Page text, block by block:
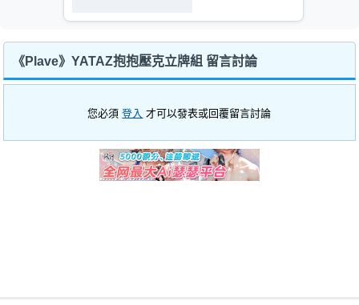
《Plave》YATAZ抱抱壓克立牌組 留言討論
您必須登入 才可以發表或回覆留言討論